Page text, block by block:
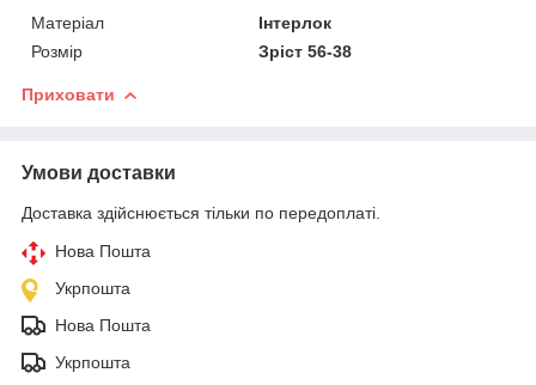
Матеріал
Інтерлок
Розмір
Зріст 56-38
Приховати
Умови доставки
Доставка здійснюється тільки по передоплаті.
Нова Пошта
Укрпошта
Нова Пошта
Укрпошта